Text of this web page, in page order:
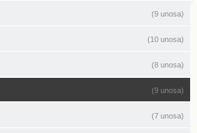
(9 unosa)
(10 unosa)
(8 unosa)
(9 unosa)
(7 unosa)